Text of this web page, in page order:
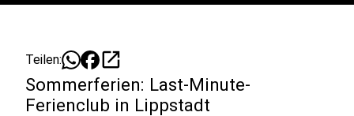
Teilen: open_in_new
Sommerferien: Last-Minute-
Ferienclub in Lippstadt